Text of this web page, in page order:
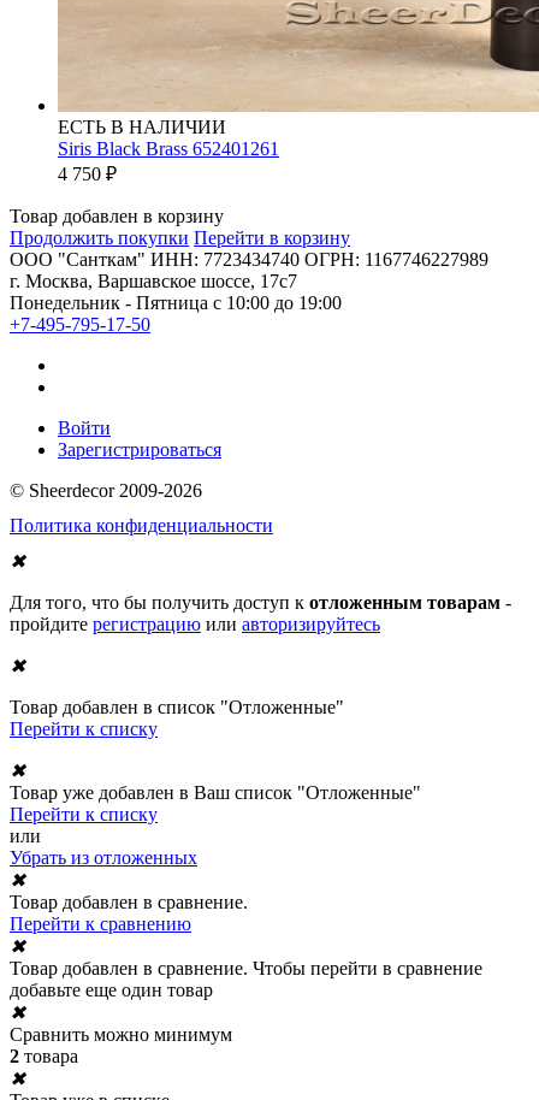
ЕСТЬ В НАЛИЧИИ
Siris Black Brass 652401261
4 750 ₽
Товар добавлен в корзину
Продолжить покупки Перейти в корзину
ООО "Санткам" ИНН: 7723434740 ОГРН: 1167746227989
г. Москва, Варшавское шоссе, 17с7
Понедельник - Пятница с 10:00 до 19:00
+7-495-795-17-50
Войти
Зарегистрироваться
© Sheerdecor 2009-2026
Политика конфиденциальности
✖
Для того, что бы получить доступ к отложенным товарам -
пройдите регистрацию или авторизируйтесь
✖
Товар добавлен в список "Отложенные"
Перейти к списку
✖
Товар уже добавлен в Ваш список "Отложенные"
Перейти к списку
или
Убрать из отложенных
✖
Товар добавлен в сравнение.
Перейти к сравнению
✖
Товар добавлен в сравнение. Чтобы перейти в сравнение
добавьте еще один товар
✖
Сравнить можно минимум
2 товара
✖